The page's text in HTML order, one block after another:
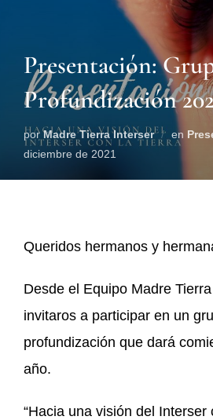
Presentación:
Profundización
porMadre Tierra Interser en
diciembre de 2021
Queridos hermanos y
Desde el Equipo Madre
invitaros a participar en un
profundización que dará
año.
“Hacia una visión del Interser